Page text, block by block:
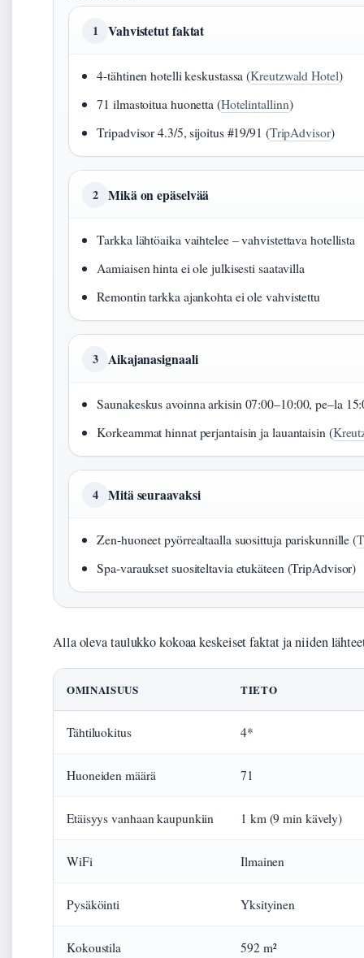
1 Vahvistetut faktat
4-tähtinen hotelli keskustassa (Kreutzwald Hotel)
71 ilmastoitua huonetta (Hotelintallinn)
Tripadvisor 4.3/5, sijoitus #19/91 (TripAdvisor)
2 Mikä on epäselvää
Tarkka lähtöaika vaihtelee – vahvistettava hotellista
Aamiaisen hinta ei ole julkisesti saatavilla
Remontin tarkka ajankohta ei ole vahvistettu
3 Aikajanasignaali
Saunakeskus avoinna arkisin 07:00–10:00, pe–la
Korkeammat hinnat perjantaisin ja lauantaisin (
4 Mitä seuraavaksi
Zen-huoneet pyörrealtaalla suosittuja pariskunnille (
Spa-varaukset suositeltavia etukäteen (TripAdvisor)
Alla oleva taulukko kokoaa keskeiset faktat ja niiden
OMINAISUUS TIETO
Tähtiluokitus 4*
Huoneiden määrä 71
Etäisyys vanhaan kaupunkiin 1 km (9 min kävely)
WiFi Ilmainen
Pysäköinti Yksityinen
Kokoustila 592 m²